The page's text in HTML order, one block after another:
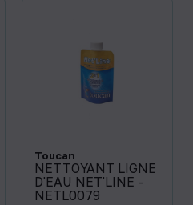
Toucan
NETTOYANT LIGNE
D'EAU NET'LINE -
NETL0079